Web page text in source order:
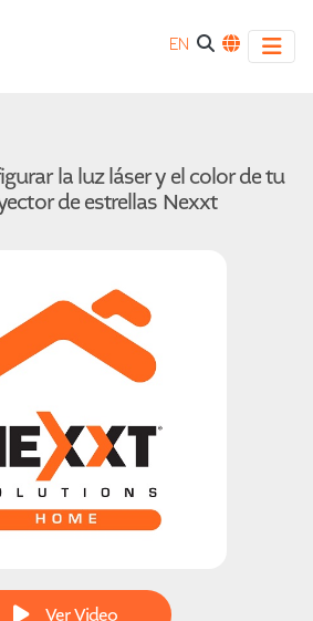
EN
la luz láser y el color de tu
de estrellas Nexxt
Ver Video